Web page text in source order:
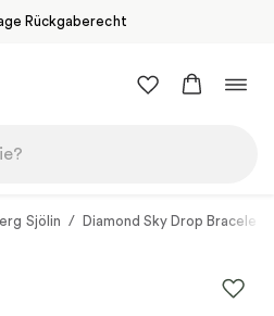
Rückgaberecht
Sjölin / Diamond Sky Drop Bracelet